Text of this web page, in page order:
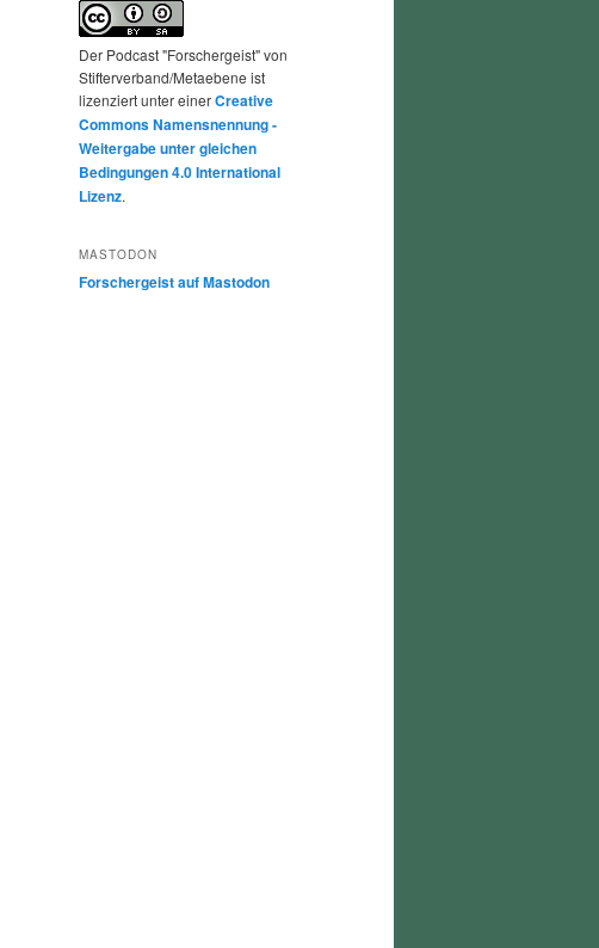
Der Podcast "Forschergeist" von
Stifterverband/Metaebene ist
lizenziert unter einerCreative
Commons Namensnennung -
Weitergabe unter gleichen
Bedingungen 4.0 International
Lizenz.
MASTODON
Forschergeist auf Mastodon